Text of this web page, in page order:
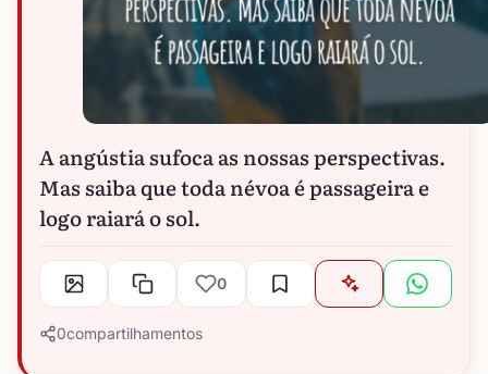
A angústia sufoca as nossas perspectivas.
Mas saiba que toda névoa é passageira e
logo raiará o sol.
0
0compartilhamentos